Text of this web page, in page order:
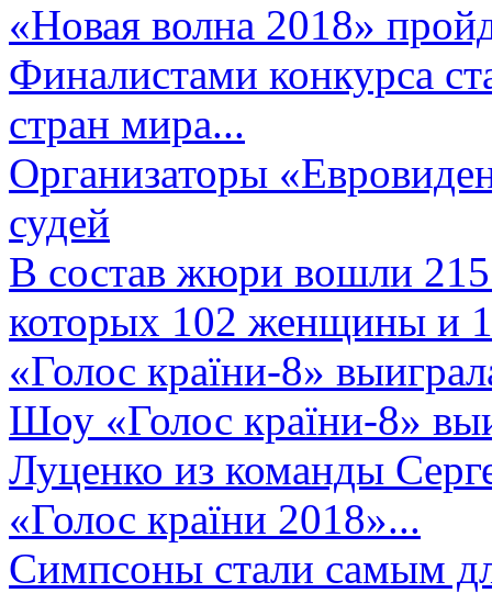
«Новая волна 2018»
Финалистами конкурса
стран мира...
Организаторы
судей
В состав жюри вошли 215
которых 102 женщины и
«Голос країни-8»
Шоу «Голос країни-8»
Луценко из команды
«Голос країни 2018»...
Симпсоны стали самым